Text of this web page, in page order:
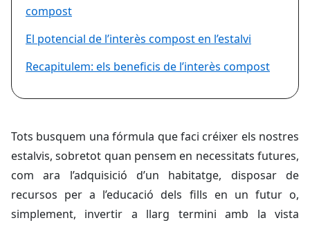
compost
El potencial de l’interès compost en l’estalvi
Recapitulem: els beneficis de l’interès compost
Tots busquem una fórmula que faci créixer els nostres
estalvis, sobretot quan pensem en necessitats futures,
com ara l’adquisició d’un habitatge, disposar de
recursos per a l’educació dels fills en un futur o,
simplement, invertir a llarg termini amb la vista